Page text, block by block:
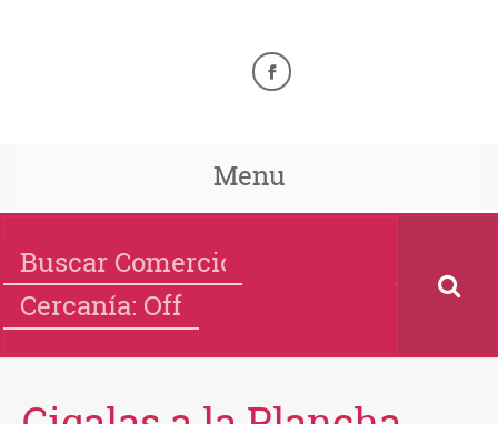
Menu
Cercanía: Off